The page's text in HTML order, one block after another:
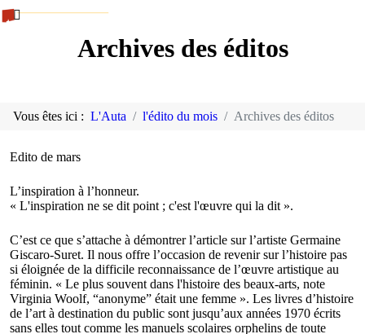
Archives des éditos
Vous êtes ici : L'Auta l'édito du mois Archives des éditos
Edito de mars
L’inspiration à l’honneur.
« L'inspiration ne se dit point ; c'est l'œuvre qui la dit ».
C’est ce que s’attache à démontrer l’article sur l’artiste Germaine
Giscaro-Suret. Il nous offre l’occasion de revenir sur l’histoire pas
si éloignée de la difficile reconnaissance de l’œuvre artistique au
féminin. « Le plus souvent dans l'histoire des beaux-arts, note
Virginia Woolf, “anonyme” était une femme ». Les livres d’histoire
de l’art à destination du public sont jusqu’aux années 1970 écrits
sans elles tout comme les manuels scolaires orphelins de toute